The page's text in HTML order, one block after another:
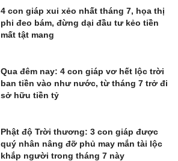
4 con giáp xui xẻo nhất tháng 7, họa thị
phi đeo bám, đừng dại đầu tư kẻo tiền
mất tật mang
Qua đêm nay: 4 con giáp vơ hết lộc trời
ban tiền vào như nước, từ tháng 7 trở đi
sở hữu tiền tỷ
Phật độ Trời thương: 3 con giáp được
quý nhân nâng đỡ phủ may mắn tài lộc
khắp người trong tháng 7 này